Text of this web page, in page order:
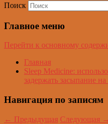
Поиск
Главное меню
Перейти к основному
Главная
Sleep Medicine:
задержать засыпание на
Навигация по записям
← Предыдущая Следующая →